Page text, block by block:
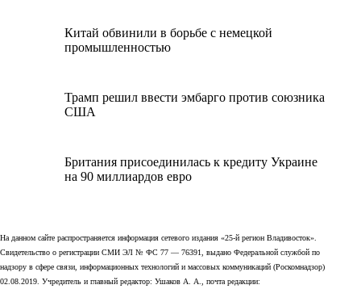
Китай обвинили в борьбе с немецкой
промышленностью
Трамп решил ввести эмбарго против союзника
США
Британия присоединилась к кредиту Украине
на 90 миллиардов евро
На данном сайте распространяется информация сетевого издания «25-й регион Владивосток».
Свидетельство о регистрации СМИ ЭЛ № ФС 77 — 76391, выдано Федеральной службой по
надзору в сфере связи, информационных технологий и массовых коммуникаций (Роскомнадзор)
02.08.2019. Учредитель и главный редактор: Ушаков А. А., почта редакции: